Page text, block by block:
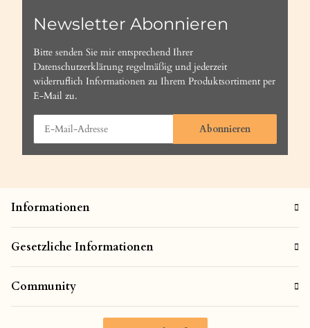
Newsletter Abonnieren
Bitte senden Sie mir entsprechend Ihrer
Datenschutzerklärung regelmäßig und jederzeit
widerruflich Informationen zu Ihrem Produktsortiment per
E-Mail zu.
Abonnieren
Informationen
Gesetzliche Informationen
Community